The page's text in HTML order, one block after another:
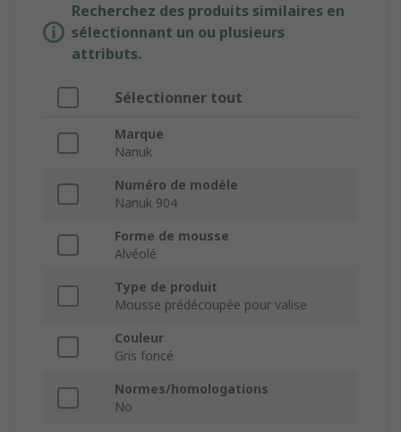
Recherchez des produits similaires en
sélectionnant un ou plusieurs
attributs.
Sélectionner tout
Marque
Nanuk
Numéro de modèle
Nanuk 904
Forme de mousse
Alvéolé
Type de produit
Mousse prédécoupée pour valise
Couleur
Gris foncé
Normes/homologations
No